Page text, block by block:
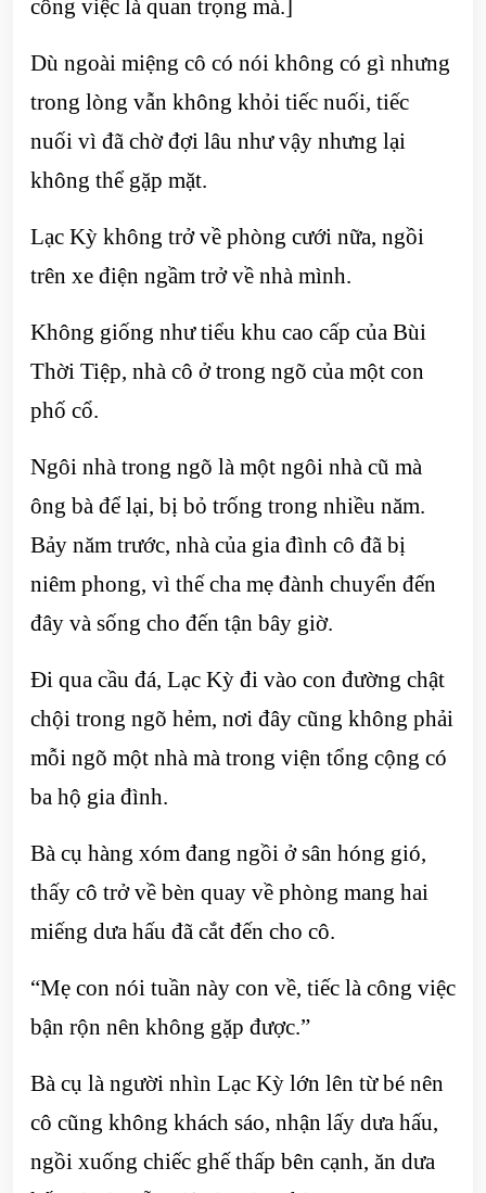
công việc là quan trọng mà.]
Dù ngoài miệng cô có nói không có gì nhưng
trong lòng vẫn không khỏi tiếc nuối, tiếc
nuối vì đã chờ đợi lâu như vậy nhưng lại
không thể gặp mặt.
Lạc Kỳ không trở về phòng cưới nữa, ngồi
trên xe điện ngầm trở về nhà mình.
Không giống như tiểu khu cao cấp của Bùi
Thời Tiệp, nhà cô ở trong ngõ của một con
phố cổ.
Ngôi nhà trong ngõ là một ngôi nhà cũ mà
ông bà để lại, bị bỏ trống trong nhiều năm.
Bảy năm trước, nhà của gia đình cô đã bị
niêm phong, vì thế cha mẹ đành chuyển đến
đây và sống cho đến tận bây giờ.
Đi qua cầu đá, Lạc Kỳ đi vào con đường chật
chội trong ngõ hẻm, nơi đây cũng không phải
mỗi ngõ một nhà mà trong viện tổng cộng có
ba hộ gia đình.
Bà cụ hàng xóm đang ngồi ở sân hóng gió,
thấy cô trở về bèn quay về phòng mang hai
miếng dưa hấu đã cắt đến cho cô.
“Mẹ con nói tuần này con về, tiếc là công việc
bận rộn nên không gặp được.”
Bà cụ là người nhìn Lạc Kỳ lớn lên từ bé nên
cô cũng không khách sáo, nhận lấy dưa hấu,
ngồi xuống chiếc ghế thấp bên cạnh, ăn dưa